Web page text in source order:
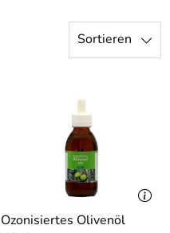
Sortieren
Ozonisiertes Olivenöl